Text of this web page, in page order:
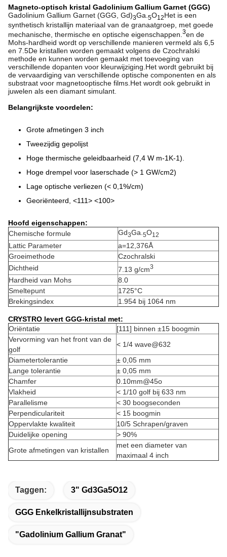
Magneto-optisch kristal Gadolinium Gallium Garnet (GGG)
Gadolinium Gallium Garnet (GGG, Gd)3Ga. 5O12Het is een
synthetisch kristallijn materiaal van de granaatgroep, met goede
mechanische, thermische en optische eigenschappen.3en de
Mohs-hardheid wordt op verschillende manieren vermeld als 6,5
en 7.5De kristallen worden gemaakt volgens de Czochralski
methode en kunnen worden gemaakt met toevoeging van
verschillende dopanten voor kleurwijziging.Het wordt gebruikt bij
de vervaardiging van verschillende optische componenten en als
substraat voor magneto­optische films.Het wordt ook gebruikt in
juwelen als een diamant simulant.
Belangrijkste voordelen:
Grote afmetingen 3 inch
Tweezijdig gepolijst
Hoge thermische geleidbaarheid (7,4 W m-1K-1).
Hoge drempel voor laserschade (> 1 GW/cm2)
Lage optische verliezen (< 0,1%/cm)
Georiënteerd, <111> <100>
Hoofd eigenschappen:
Chemische formule
Gd3Ga.5O12
Lattic Parameter
a=12,376Å
Groeimethode
Czochralski
Dichtheid
7.13 g/cm3
Hardheid van Mohs
8.0
Smeltepunt
1725°C
Brekingsindex
1.954 bij 1064 nm
CRYSTRO levert GGG-kristal met:
Oriëntatie
[111] binnen ±15 boogmin
Vervorming van het front van de
golf
< 1/4 wave@632
Diametertolerantie
± 0,05 mm
Lange tolerantie
± 0,05 mm
Chamfer
0.10mm@45o
Vlakheid
< 1/10 golf bij 633 nm
Parallelisme
< 30 boogseconden
Perpendiculariteit
< 15 boogmin
Oppervlakte kwaliteit
10/5 Schrapen/graven
Duidelijke opening
> 90%
Grote afmetingen van kristallen
met een diameter van
maximaal 4 inch
Taggen: 3" Gd3Ga5O12
GGG Enkelkristallijnsubstraten
"gadolinium Gallium Granat"